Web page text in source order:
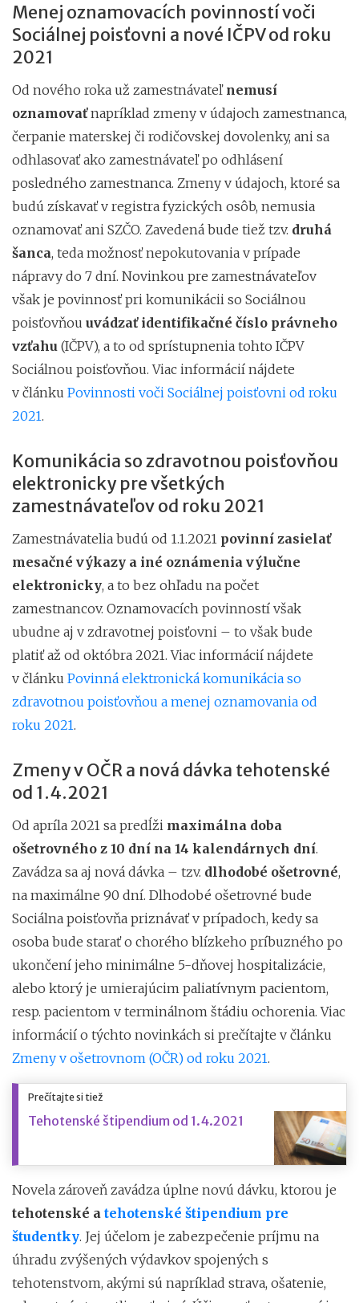
Menej oznamovacích povinností voči
Sociálnej poisťovni a nové IČPV od roku
2021
Od nového roka už zamestnávateľ nemusí
oznamovaťnapríklad zmeny v údajoch zamestnanca,
čerpanie materskej či rodičovskej dovolenky, ani sa
odhlasovať ako zamestnávateľ po odhlásení
posledného zamestnanca. Zmeny v údajoch, ktoré sa
budú získavať v registra fyzických osôb, nemusia
oznamovať ani SZČO. Zavedená bude tiež tzv. druhá
šanca, teda možnosť nepokutovania v prípade
nápravy do 7 dní. Novinkou pre zamestnávateľov
však je povinnosť pri komunikácii so Sociálnou
poisťovňou uvádzať identifikačné číslo právneho
vzťahu (IČPV), a to od sprístupnenia tohto IČPV
Sociálnou poisťovňou. Viac informácií nájdete
v článku Povinnosti voči Sociálnej poisťovni od roku
2021.
Komunikácia so zdravotnou poisťovňou
elektronicky pre všetkých
zamestnávateľov od roku 2021
Zamestnávatelia budú od 1.1.2021 povinní zasielať
mesačné výkazy a iné oznámenia výlučne
elektronicky, a to bez ohľadu na počet
zamestnancov. Oznamovacích povinností však
ubudne aj v zdravotnej poisťovni – to však bude
platiť až od októbra 2021. Viac informácií nájdete
v článku Povinná elektronická komunikácia so
zdravotnou poisťovňou a menej oznamovania od
roku 2021.
Zmeny v OČR a nová dávka tehotenské
od 1.4.2021
Od apríla 2021 sa predĺži maximálna doba
ošetrovného z 10 dní na 14 kalendárnych dní.
Zavádza sa aj nová dávka – tzv. dlhodobé ošetrovné,
na maximálne 90 dní. Dlhodobé ošetrovné bude
Sociálna poisťovňa priznávať v prípadoch, kedy sa
osoba bude starať o chorého blízkeho príbuzného po
ukončení jeho minimálne 5-dňovej hospitalizácie,
alebo ktorý je umierajúcim paliatívnym pacientom,
resp. pacientom v terminálnom štádiu ochorenia. Viac
informácií o týchto novinkách si prečítajte v článku
Zmeny v ošetrovnom (OČR) od roku 2021.
Prečítajte si tiež
Tehotenské štipendium od 1.4.2021
Novela zároveň zavádza úplne novú dávku, ktorou je
tehotenské a tehotenské štipendium pre
študentky. Jej účelom je zabezpečenie príjmu na
úhradu zvýšených výdavkov spojených s
tehotenstvom, akými sú napríklad strava, ošatenie,